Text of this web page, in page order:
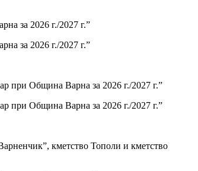
за 2026 г./2027 г.”
за 2026 г./2027 г.”
при Община Варна за 2026 г./2027 г.”
при Община Варна за 2026 г./2027 г.”
кметство Тополи и кметство